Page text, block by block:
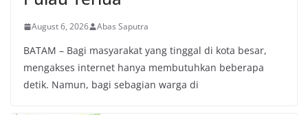
August 6, 2026 Abas Saputra
BATAM – Bagi masyarakat yang tinggal di kota besar,
mengakses internet hanya membutuhkan beberapa
detik. Namun, bagi sebagian warga di